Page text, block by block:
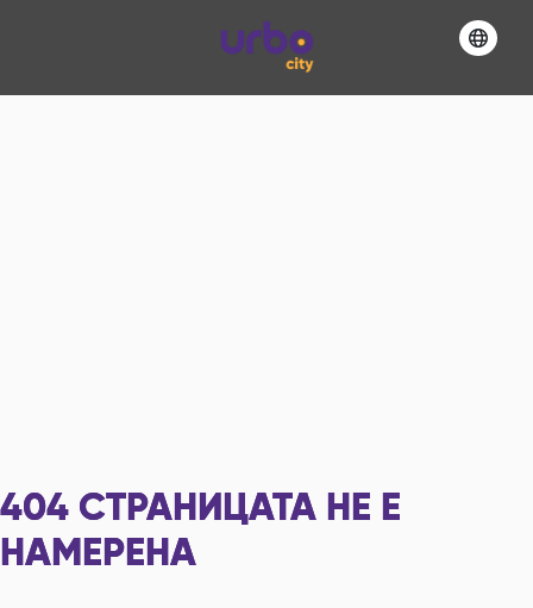
404 СТРАНИЦАТА НЕ Е
НАМЕРЕНА